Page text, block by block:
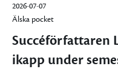
2026-07-07
Älska pocket
Succéförfattaren
ikapp under